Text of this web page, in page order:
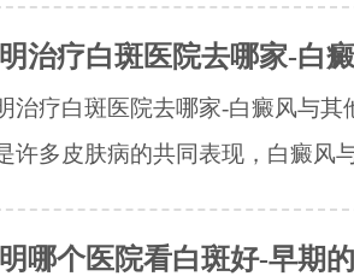
治疗白斑医院去哪家-白
治疗白斑医院去哪家-白癜风与
许多皮肤病的共同表现，白癜风
哪个医院看白斑好-早期